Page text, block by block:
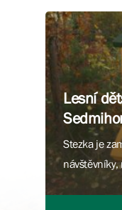
Lesní
Stezka je
fantazii.